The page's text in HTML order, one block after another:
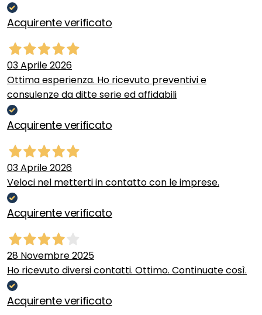
Acquirente verificato
03 Aprile 2026
Ottima esperienza. Ho ricevuto preventivi e
consulenze da ditte serie ed affidabili
Acquirente verificato
03 Aprile 2026
Veloci nel metterti in contatto con le imprese.
Acquirente verificato
28 Novembre 2025
Ho ricevuto diversi contatti. Ottimo. Continuate così.
Acquirente verificato